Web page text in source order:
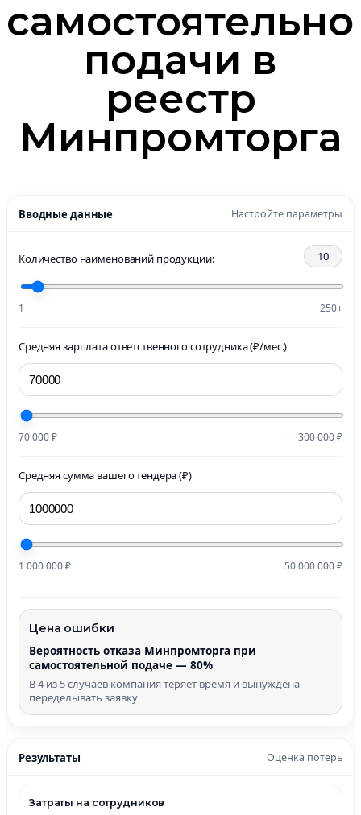
подачи в
реестр
Минпромторга
Вводные данные Настройте параметры
Количество наименований продукции: 10
1 250+
Средняя зарплата ответственного сотрудника (₽/мес.)
70 000 ₽ 300 000 ₽
Средняя сумма вашего тендера (₽)
1 000 000 ₽ 50 000 000 ₽
Цена ошибки
Вероятность отказа Минпромторга при
самостоятельной подаче — 80%
В 4 из 5 случаев компания теряет время и вынуждена
переделывать заявку
Результаты Оценка потерь
Затраты на сотрудников